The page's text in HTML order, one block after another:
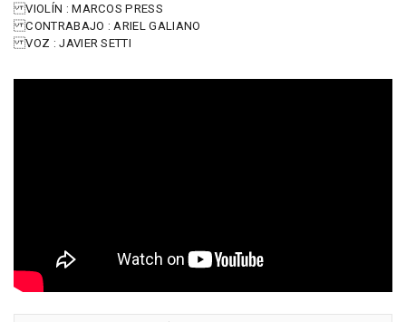
VIOLÍN : MARCOS PRESS
CONTRABAJO : ARIEL GALIANO
VOZ : JAVIER SETTI